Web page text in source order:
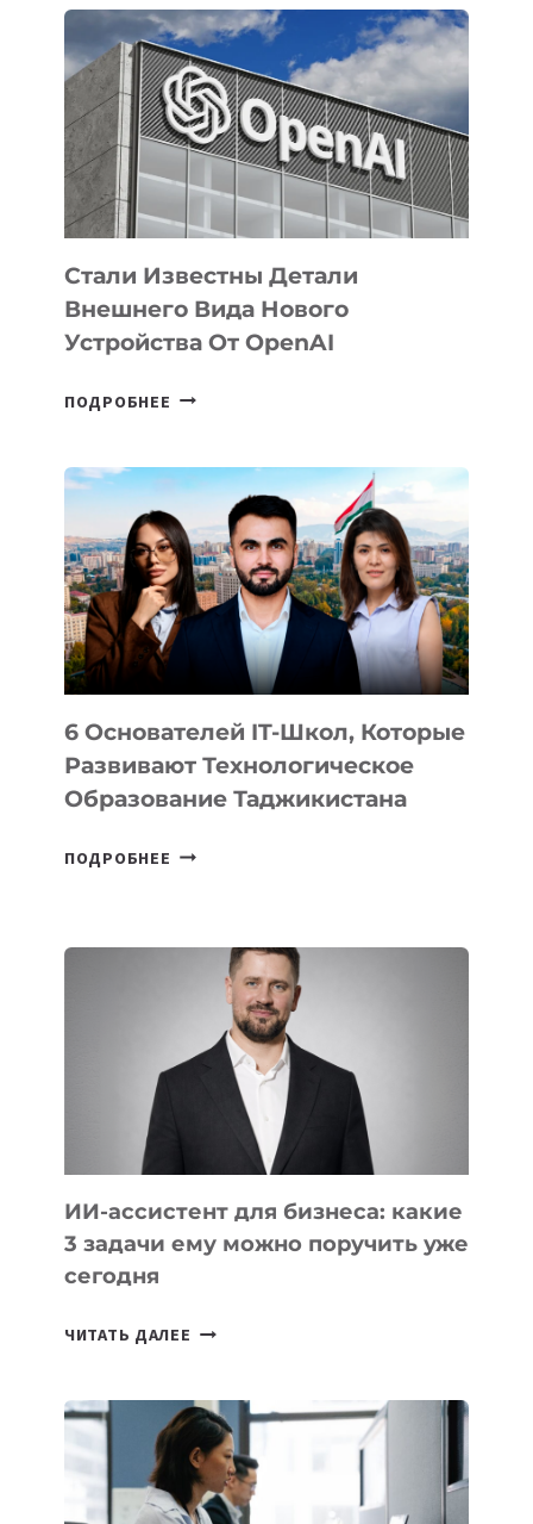
ПРИОРИТЕТНЫЕ
ЗАДАЧИ
ПО
РАЗВИТИЮ
ЭКОСИСТЕМЫ
ИСКУССТВЕННОГО
ИНТЕЛЛЕКТА
Стали Известны Детали
Внешнего Вида Нового
Устройства От OpenAI
ПОДРОБНЕЕ СТАЛИ
ВНЕШНЕГО
ВИДА
НОВОГО
УСТРОЙСТВА
ОТ
OPENAI
6 Основателей IT-Школ, Которые
Развивают Технологическое
Образование Таджикистана
ПОДРОБНЕЕ 6
КОТОРЫЕ
РАЗВИВАЮТ
ТЕХНОЛОГИЧЕСКОЕ
ОБРАЗОВАНИЕ
ТАДЖИКИСТАНА
ИИ-ассистент для бизнеса: какие
3 задачи ему можно поручить уже
сегодня
ЧИТАТЬ ДАЛЕЕ ИИ-
БИЗНЕСА:
КАКИЕ
3
ЗАДАЧИ